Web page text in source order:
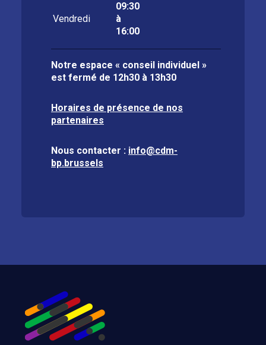
Vendredi
09:30
à
16:00
Notre espace « conseil individuel »
est fermé de 12h30 à 13h30
Horaires de présence de nos
partenaires
Nous contacter : info@cdm-
bp.brussels